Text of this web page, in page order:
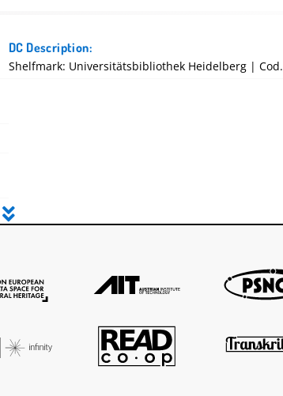
DC Description:
Shelfmark: Universitätsbibliothek Heidelberg | Cod.